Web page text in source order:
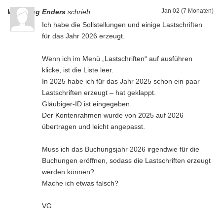
Jan 02 (7 Monaten)
Wolfgang Enders schrieb
Ich habe die Sollstellungen und einige Lastschriften
für das Jahr 2026 erzeugt.
Wenn ich im Menü „Lastschriften“ auf ausführen
klicke, ist die Liste leer.
In 2025 habe ich für das Jahr 2025 schon ein paar
Lastschriften erzeugt – hat geklappt.
Gläubiger-ID ist eingegeben.
Der Kontenrahmen wurde von 2025 auf 2026
übertragen und leicht angepasst.
Muss ich das Buchungsjahr 2026 irgendwie für die
Buchungen eröffnen, sodass die Lastschriften erzeugt
werden können?
Mache ich etwas falsch?
VG